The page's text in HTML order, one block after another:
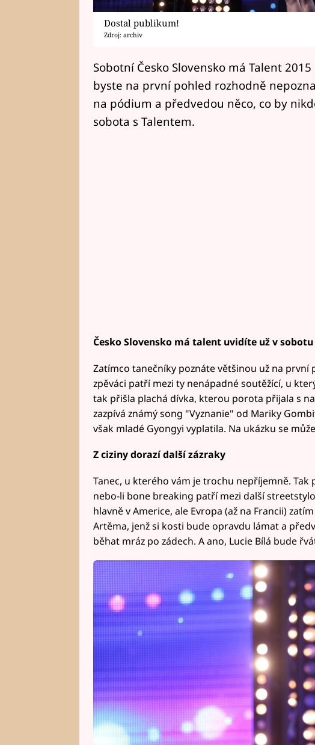
Dostal publikum!
Zdroj: archiv
Sobotní Česko Slovensko má Talent
byste na první pohled rozhodně
na pódium a předvedou něco, co by
sobota s Talentem.
Česko Slovensko má talent uvidíte už v sobotu
Zatímco tanečníky poznáte většinou už na první
zpěváci patří mezi ty nenápadné soutěžící, u
tak přišla plachá dívka, kterou porota přijala s
zazpívá známý song "Vyznanie" od Mariky
však mladé Gyongyi vyplatila. Na ukázku se
Z ciziny dorazí další zázraky
Tanec, u kterého vám je trochu nepříjemně.
nebo-li bone breaking patří mezi další
hlavně v Americe, ale Evropa (až na Francii)
Artěma, jenž si kosti bude opravdu lámat a
běhat mráz po zádech. A ano, Lucie Bílá bude